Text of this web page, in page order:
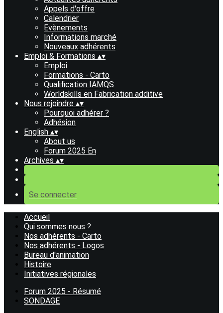
Appels d'offre
Calendrier
Evènements
Informations marché
Nouveaux adhérents
Emploi & Formations ▴▾
Emploi
Formations - Carto
Qualification IAMQS
Worldskills en Fabrication additive
Nous rejoindre ▴▾
Pourquoi adhérer ?
Adhésion
English ▴▾
About us
Forum 2025 En
Archives ▴▾
Se connecter
Accueil
Qui sommes nous ?
Nos adhérents - Carto
Nos adhérents - Logos
Bureau d'animation
Histoire
Initiatives régionales
Forum 2025 - Résumé
SONDAGE